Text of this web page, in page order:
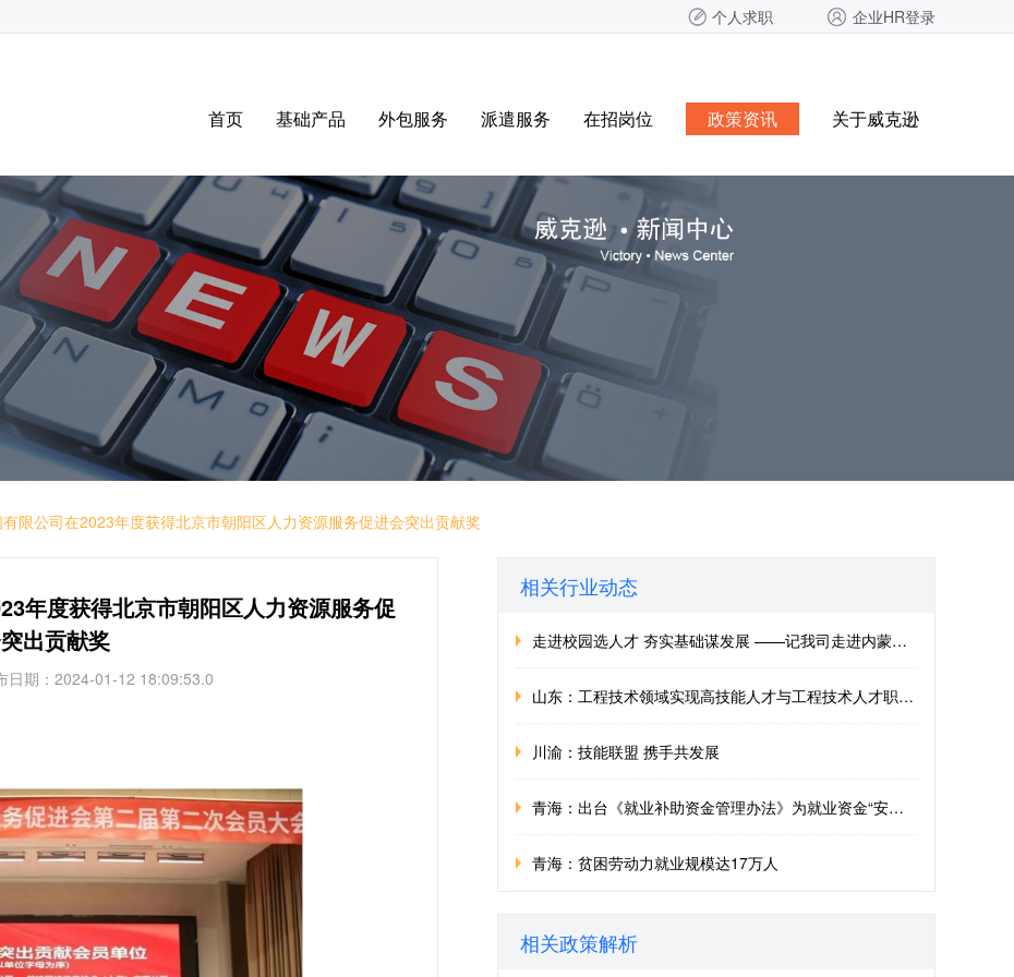
个人求职 企业HR登录
首页 基础产品 外包服务 派遣服务 在招岗位 政策资讯 关于威克逊
限公司在2023年度获得北京市朝阳区人力资源服务促进会突出贡献奖
年度获得北京市朝阳区人力资源服务促
出贡献奖
期：2024-01-12 18:09:53.0
相关行业动态
走进校园选人才 夯实基础谋发展 ——记我司走进内蒙古赤峰学院参加校园招聘宣讲会
山东：工程技术领域实现高技能人才与工程技术人才职业贯通发展
川渝：技能联盟 携手共发展
青海：出台《就业补助资金管理办法》为就业资金“安全运行”保驾护航
青海：贫困劳动力就业规模达17万人
相关政策解析